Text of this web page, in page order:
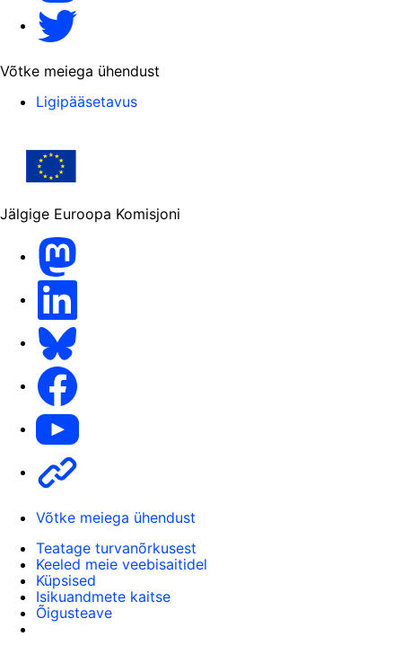
Võtke meiega ühendust
Ligipääsetavus
Jälgige Euroopa Komisjoni
Youtube
Võtke meiega ühendust
Teatage turvanõrkusest
Keeled meie veebisaitidel
Küpsised
Isikuandmete kaitse
Õigusteave